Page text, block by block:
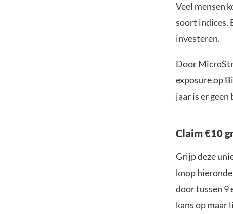
Veel mensen
soort indices.
investeren.
Door
exposure op
jaar is er
Claim €10
Grijp deze
knop
door tussen 9
kans op maar